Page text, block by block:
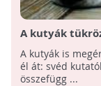
A kutyák
A kutyák is
él át: svéd
összefügg ...